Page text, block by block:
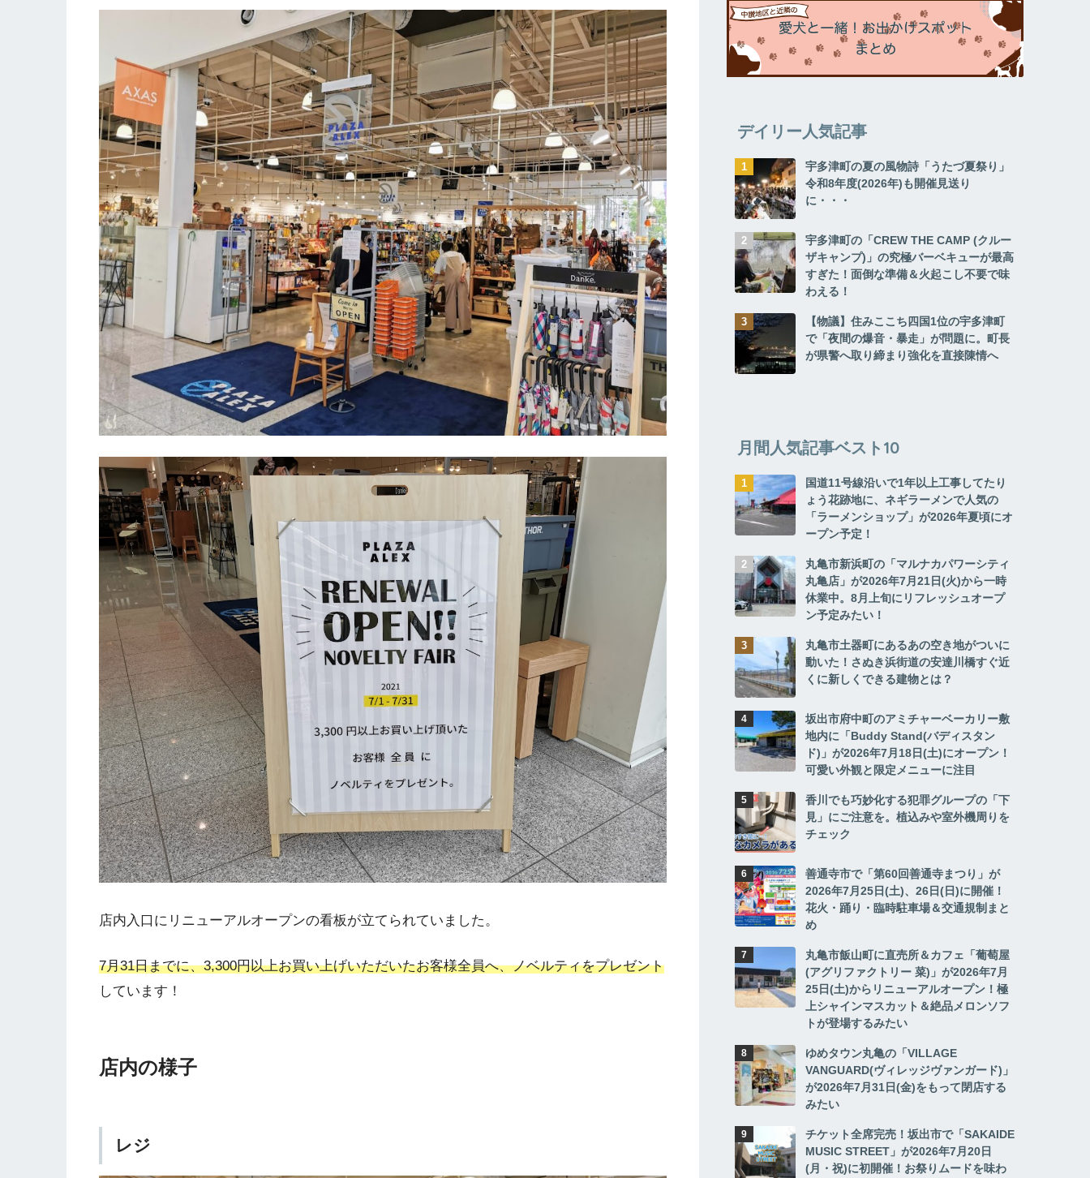
店内入口にリニューアルオープンの看板が立てられていました。
7月31日までに、3,300円以上お買い上げいただいたお客様全員へ、ノベルティをプレゼント
しています！
店内の様子
レジ
デイリー人気記事
宇多津町の夏の風物詩「うたづ夏祭り」
令和8年度(2026年)も開催見送り
に・・・
宇多津町の「CREW THE CAMP (クルー
ザキャンプ)」の究極バーベキューが最高
すぎた！面倒な準備＆火起こし不要で味
わえる！
【物議】住みここち四国1位の宇多津町
で「夜間の爆音・暴走」が問題に。町長
が県警へ取り締まり強化を直接陳情へ
月間人気記事ベスト10
国道11号線沿いで1年以上工事してたり
ょう花跡地に、ネギラーメンで人気の
「ラーメンショップ」が2026年夏頃にオ
ープン予定！
丸亀市新浜町の「マルナカパワーシティ
丸亀店」が2026年7月21日(火)から一時
休業中。8月上旬にリフレッシュオープ
ン予定みたい！
丸亀市土器町にあるあの空き地がついに
動いた！さぬき浜街道の安達川橋すぐ近
くに新しくできる建物とは？
坂出市府中町のアミチャーベーカリー敷
地内に「Buddy Stand(バディスタン
ド)」が2026年7月18日(土)にオープン！
可愛い外観と限定メニューに注目
香川でも巧妙化する犯罪グループの「下
見」にご注意を。植込みや室外機周りを
チェック
善通寺市で「第60回善通寺まつり」が
2026年7月25日(土)、26日(日)に開催！
花火・踊り・臨時駐車場＆交通規制まと
め
丸亀市飯山町に直売所＆カフェ「葡萄屋
(アグリファクトリー 菜)」が2026年7月
25日(土)からリニューアルオープン！極
上シャインマスカット＆絶品メロンソフ
トが登場するみたい
ゆめタウン丸亀の「VILLAGE
VANGUARD(ヴィレッジヴァンガード)」
が2026年7月31日(金)をもって閉店する
みたい
チケット全席完売！坂出市で「SAKAIDE
MUSIC STREET」が2026年7月20日
(月・祝)に初開催！お祭りムードを味わ